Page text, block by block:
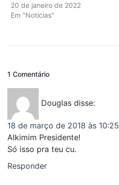
20 de janeiro de 2022
Em "Notícias"
1 Comentário
Douglas disse:
18 de março de 2018 às 10:25
Alkimim Presidente!
Só isso pra teu cu.
Responder